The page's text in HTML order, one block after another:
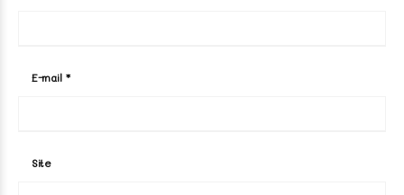
E-mail *
Site